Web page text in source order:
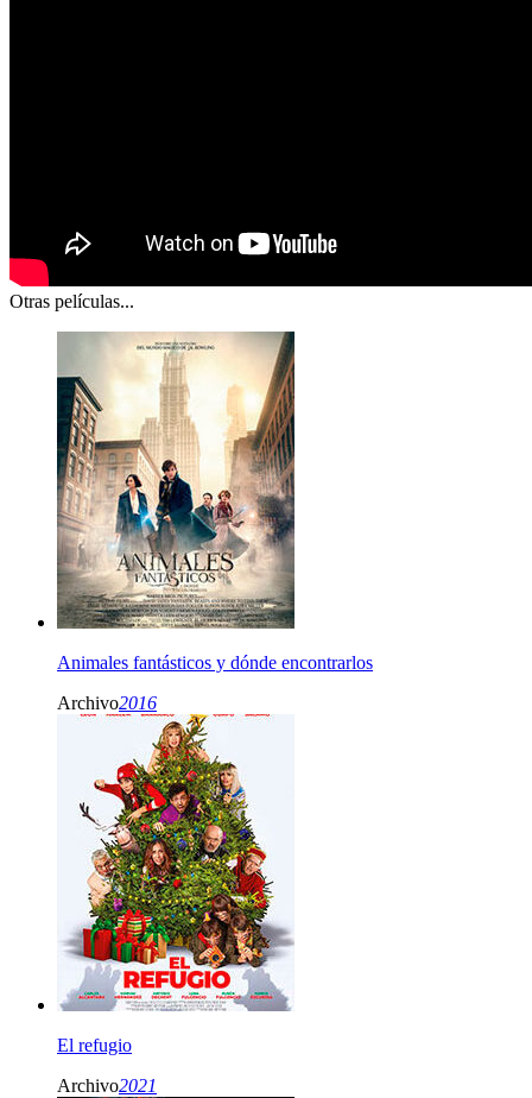
Otras películas...
Animales fantásticos y dónde encontrarlos
Archivo2016
El refugio
Archivo2021